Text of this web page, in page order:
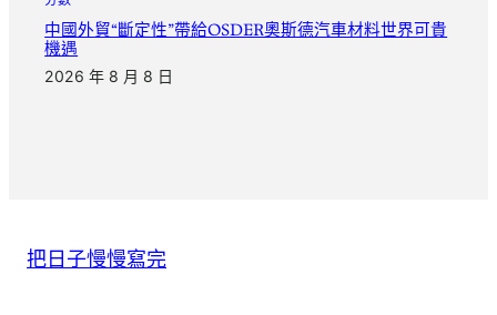
中國外貿“斷定性”帶給OSDER奧斯德汽車材料世界可貴
機遇
2026 年 8 月 8 日
把日子慢慢寫完